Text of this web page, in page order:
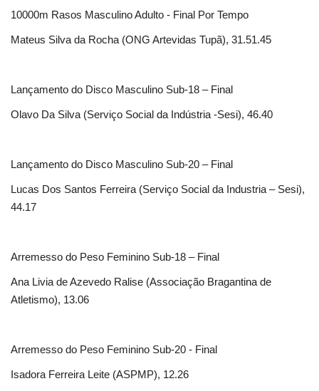
10000m Rasos Masculino Adulto - Final Por Tempo
Mateus Silva da Rocha (ONG Artevidas Tupã), 31.51.45
Lançamento do Disco Masculino Sub-18 – Final
Olavo Da Silva (Serviço Social da Indústria -Sesi), 46.40
Lançamento do Disco Masculino Sub-20 – Final
Lucas Dos Santos Ferreira (Serviço Social da Industria – Sesi),
44.17
Arremesso do Peso Feminino Sub-18 – Final
Ana Livia de Azevedo Ralise (Associação Bragantina de
Atletismo), 13.06
Arremesso do Peso Feminino Sub-20 - Final
Isadora Ferreira Leite (ASPMP), 12.26